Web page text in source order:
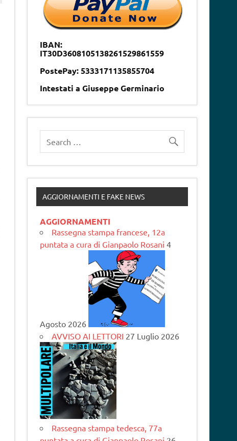
IBAN:
IT30D3608105138261529861559
PostePay: 5333171135855704
Intestati a Giuseppe Germinario
AGGIORNAMENTI E FAKE NEWS
AGGIORNAMENTI
Rassegna stampa francese, 12a
puntata a cura di Gianpaolo Rosani 4
Agosto 2026
AVVISO AI LETTORI 27 Luglio 2026
Rassegna stampa tedesca, 77a